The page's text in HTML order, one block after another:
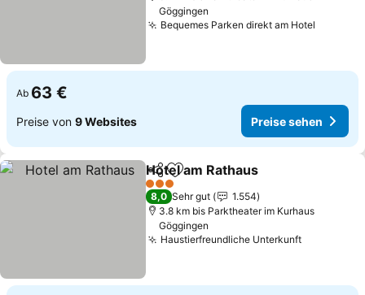
Göggingen
Bequemes Parken direkt am Hotel
Ab 63 €
Preise von 9 Websites Preise sehen
TeilenZu Favoriten hinzufügen
Hotel am Rathaus
3 Sterne
8,0 Sehr gut
1.554
3.8 km bis Parktheater im Kurhaus
Göggingen
Haustierfreundliche UnterkunftPreise